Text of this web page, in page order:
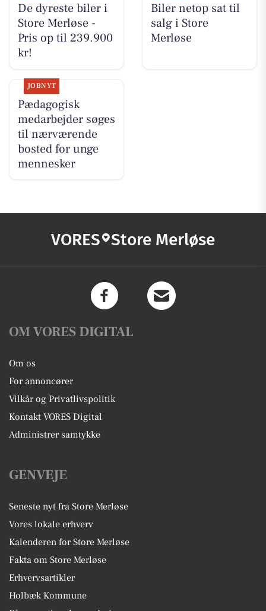
De dyreste biler i
Store Merløse -
Pris op til 239.900
kr!
Biler netop sat til
salg i Store
Merløse
JOBNYT
Pædagogisk
medarbejder søges
til nærværende
bosted for unge
mennesker​
VORES Store Merløse
OM VORES DIGITAL
Om os
For annoncører
Vilkår og Privatlivspolitik
Kontakt VORES Digital
Administrer samtykke
GENVEJE
Seneste nyt fra Store Merløse
Vores lokale erhverv
Kalenderen for Store Merløse
Fakta om Store Merløse
Erhvervsartikler
Holbæk Kommune